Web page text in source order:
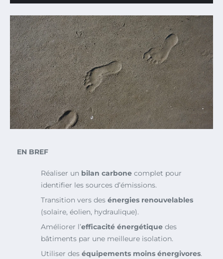
EN BREF
Réaliser un bilan carbone complet pour
identifier les sources d’émissions.
Transition vers des énergies renouvelables
(solaire, éolien, hydraulique).
Améliorer l’efficacité énergétique des
bâtiments par une meilleure isolation.
Utiliser des équipements moins énergivores.